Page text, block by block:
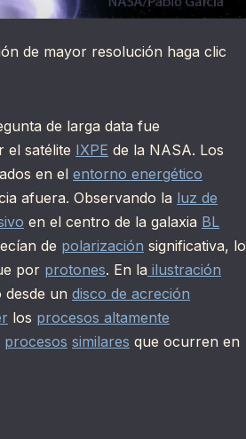
de mayor resolución haga clic
de larga data fue
el satélite IXPE de la NASA. Los
en el entorno energético
afuera. Observando la luz de
en el centro de la galaxia BL
de polarización significativa, lo
por protones. En la ilustración
desde un disco de acreción
los procesos altamente
procesos similares que ocurren en